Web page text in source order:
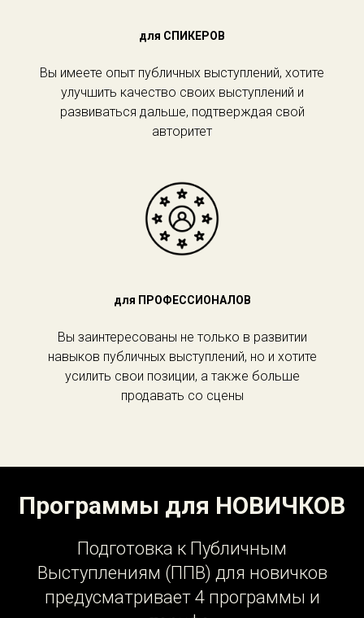
для СПИКЕРОВ
Вы имеете опыт публичных выступлений, хотите
улучшить качество своих выступлений и
развиваться дальше, подтверждая свой
авторитет
для ПРОФЕССИОНАЛОВ
Вы заинтересованы не только в развитии
навыков публичных выступлений, но и хотите
усилить свои позиции, а также больше
продавать со сцены
Программы для НОВИЧКОВ
Подготовка к Публичным
Выступлениям (ППВ) для новичков
предусматривает 4 программы и